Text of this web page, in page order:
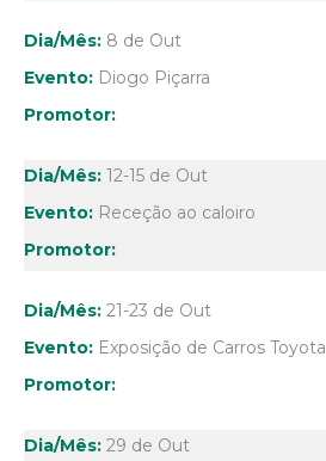
8 de Out
Diogo Piçarra
12-15 de Out
Receção ao caloiro
21-23 de Out
Exposição de Carros Toyota
29 de Out